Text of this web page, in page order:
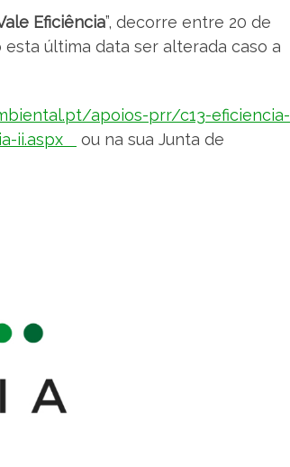
Eficiência”, decorre entre 20 de
última data ser alterada caso a
apoios-prr/c13-eficiencia-
ii.aspx
ou na sua Junta de